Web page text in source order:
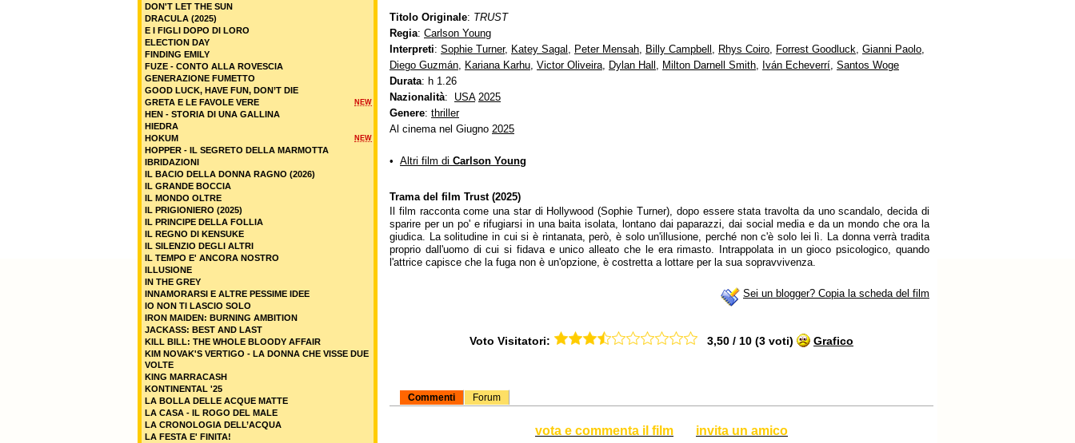
Titolo Originale: TRUST
Regia: Carlson Young
Interpreti: Sophie Turner, Katey Sagal , Peter Mensah, Billy Campbell , Rhys Coiro, Forrest Goodluck, Gianni Paolo,
Diego Guzmán, Kariana Karhu, Victor Oliveira, Dylan Hall , Milton Darnell Smith, Iván Echeverrí, Santos Woge
Durata: h 1.26
Nazionalità: USA 2025
Genere: thriller
Al cinema nel Giugno 2025
• Altri film di Carlson Young
Trama del film Trust (2025)
Il film racconta come una star di Hollywood (Sophie Turner), dopo essere stata travolta da uno scandalo, decida di
sparire per un po' e rifugiarsi in una baita isolata, lontano dai paparazzi, dai social media e da un mondo che ora la
giudica. La solitudine in cui si è rintanata, però, è solo un'illusione, perché non c'è solo lei lì. La donna verrà tradita
proprio dall'uomo di cui si fidava e unico alleato che le era rimasto. Intrappolata in un gioco psicologico, quando
l'attrice capisce che la fuga non è un'opzione, è costretta a lottare per la sua sopravvivenza.
Sei un blogger? Copia la scheda del film
Voto Visitatori: 3,50 / 10 (3 voti) Grafico
Commenti Forum
vota e commenta il film invita un amico
DON'T LET THE SUN
DRACULA (2025)
E I FIGLI DOPO DI LORO
ELECTION DAY
FINDING EMILY
FUZE - CONTO ALLA ROVESCIA
GENERAZIONE FUMETTO
GOOD LUCK, HAVE FUN, DON’T DIE
NEW
GRETA E LE FAVOLE VERE
HEN - STORIA DI UNA GALLINA
HIEDRA
NEW
HOKUM
HOPPER - IL SEGRETO DELLA MARMOTTA
IBRIDAZIONI
IL BACIO DELLA DONNA RAGNO (2026)
IL GRANDE BOCCIA
IL MONDO OLTRE
IL PRIGIONIERO (2025)
IL PRINCIPE DELLA FOLLIA
IL REGNO DI KENSUKE
IL SILENZIO DEGLI ALTRI
IL TEMPO E' ANCORA NOSTRO
ILLUSIONE
IN THE GREY
INNAMORARSI E ALTRE PESSIME IDEE
IO NON TI LASCIO SOLO
IRON MAIDEN: BURNING AMBITION
JACKASS: BEST AND LAST
KILL BILL: THE WHOLE BLOODY AFFAIR
KIM NOVAK'S VERTIGO - LA DONNA CHE VISSE DUE
VOLTE
KING MARRACASH
KONTINENTAL '25
LA BOLLA DELLE ACQUE MATTE
LA CASA - IL ROGO DEL MALE
LA CRONOLOGIA DELL’ACQUA
LA FESTA E' FINITA!